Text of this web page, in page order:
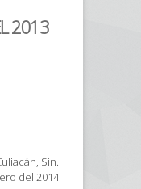
2013
Sin.
del 2014